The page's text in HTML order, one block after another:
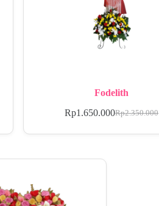
Fodelith
Rp2.350.000
Rp1.650.000